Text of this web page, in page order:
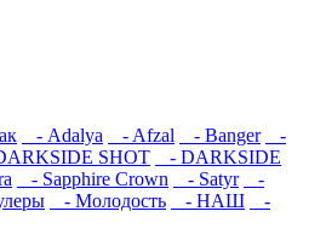
- Adalya - Afzal - Banger
-
SHOT
- DARKSIDE
- Sapphire Crown - Satyr
-
- Молодость - НАШ
-